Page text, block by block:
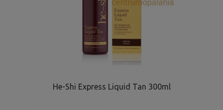
He-Shi Express Liquid Tan 300ml